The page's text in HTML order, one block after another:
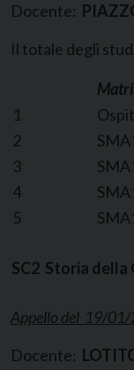
Docente:
Il totale degli
1
2
3
4
5
SC2 Storia della
Appello del 19/
Docente: